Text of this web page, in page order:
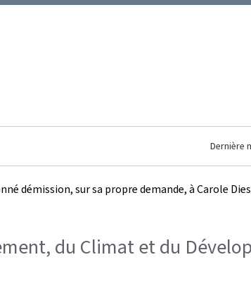
Dernière
démission, sur sa propre demande, à Carole
du Climat et du